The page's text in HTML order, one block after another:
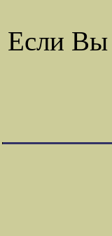
Если Вы